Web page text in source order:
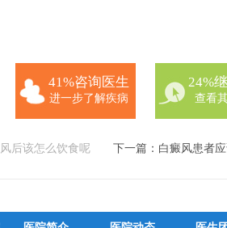
41%咨询医生
进一步了解疾病
24%
查看
后该怎么饮食呢 下一篇： 白癜风患者